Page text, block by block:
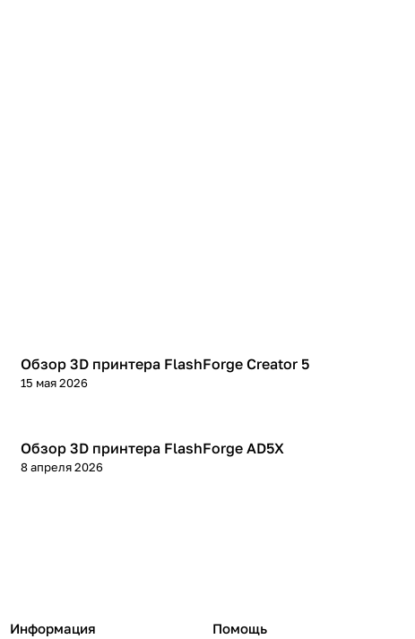
3D принтеры
Обзор 3D принтера FlashForge Creator 5
15 мая 2026
3D принтеры
Обзор 3D принтера FlashForge AD5X
8 апреля 2026
Информация Помощь